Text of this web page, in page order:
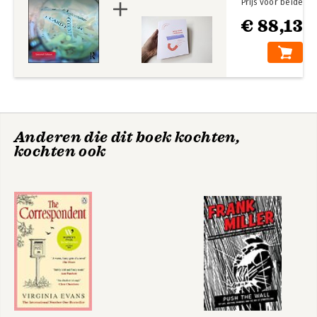
€ 88,13
Prijs voor beide
Anderen die dit boek kochten,
kochten ook